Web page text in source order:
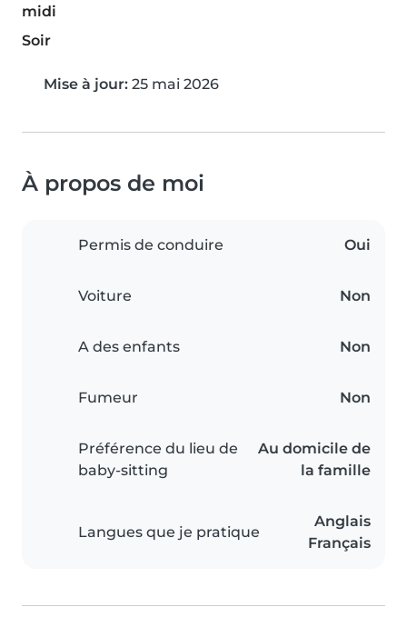
midi
Soir
Mise à jour: 25 mai 2026
À propos de moi
Permis de conduire Oui
Voiture Non
A des enfants Non
Fumeur Non
Préférence du lieu de
baby-sitting
Au domicile de
la famille
Langues que je pratique
Anglais
Français